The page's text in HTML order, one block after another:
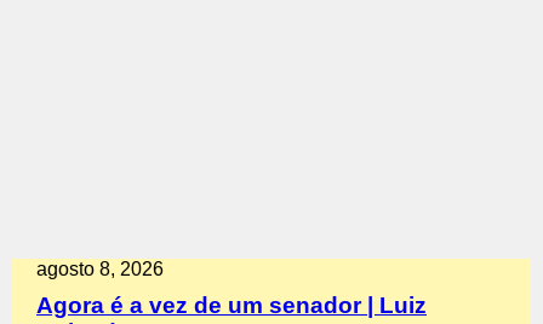
agosto 8, 2026
Agora é a vez de um senador | Luiz